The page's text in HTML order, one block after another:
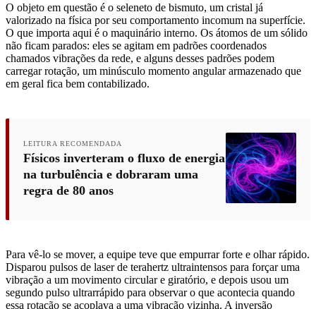
O objeto em questão é o seleneto de bismuto, um cristal já
valorizado na física por seu comportamento incomum na superfície.
O que importa aqui é o maquinário interno. Os átomos de um sólido
não ficam parados: eles se agitam em padrões coordenados
chamados vibrações da rede, e alguns desses padrões podem
carregar rotação, um minúsculo momento angular armazenado que
em geral fica bem contabilizado.
LEITURA RECOMENDADA
Físicos inverteram o fluxo de energia
na turbulência e dobraram uma
regra de 80 anos
Para vê-lo se mover, a equipe teve que empurrar forte e olhar rápido.
Disparou pulsos de laser de terahertz ultraintensos para forçar uma
vibração a um movimento circular e giratório, e depois usou um
segundo pulso ultrarrápido para observar o que acontecia quando
essa rotação se acoplava a uma vibração vizinha. A inversão